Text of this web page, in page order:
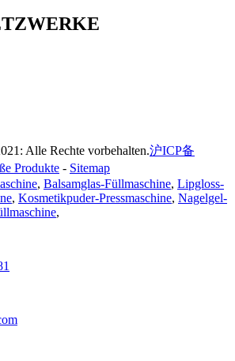
Alle Rechte vorbehalten.沪ICP备
Produkte - Sitemap
, Balsamglas-Füllmaschine, Lipgloss-
, Kosmetikpuder-Pressmaschine, Nagelgel-
,